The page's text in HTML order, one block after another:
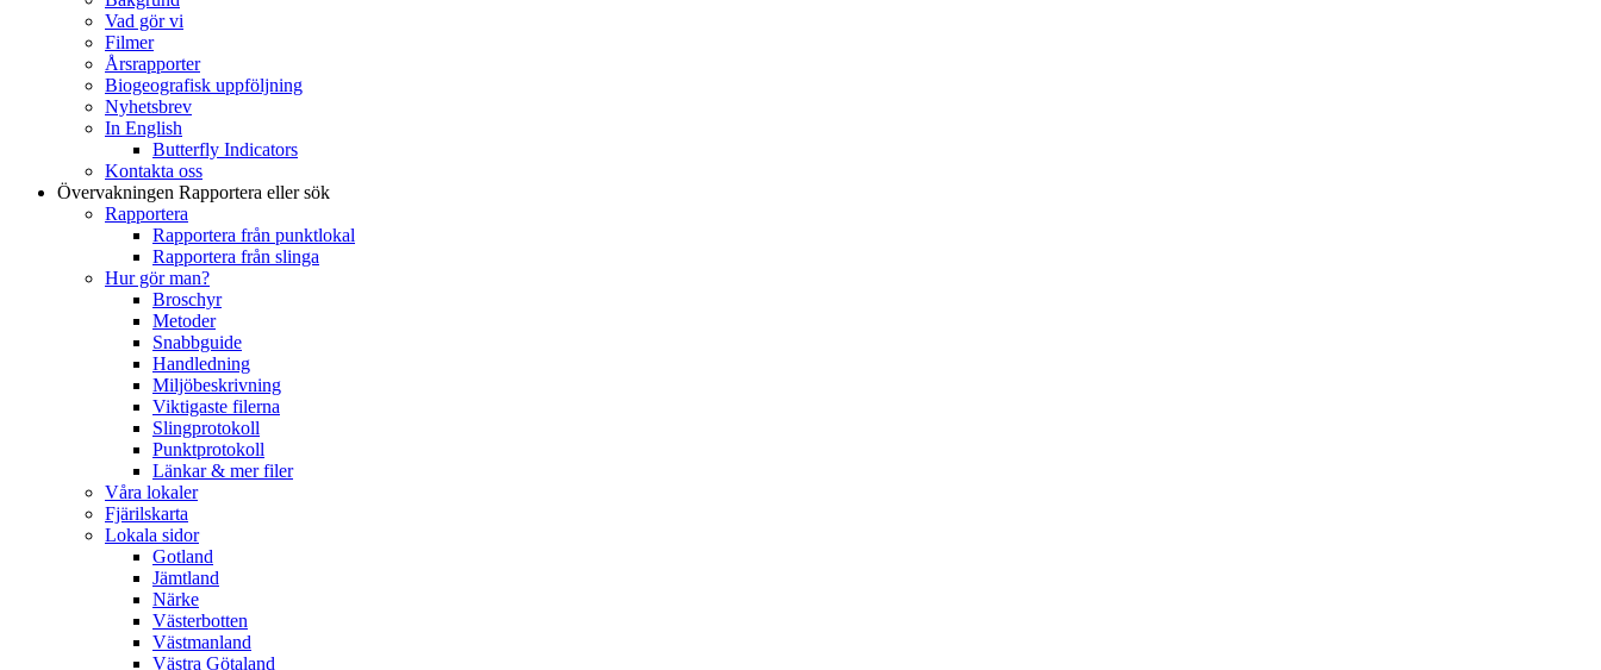
Vad gör vi
Filmer
Årsrapporter
Biogeografisk uppföljning
Nyhetsbrev
In English
Butterfly Indicators
Kontakta oss
Övervakningen Rapportera eller sök
Rapportera
Rapportera från punktlokal
Rapportera från slinga
Hur gör man?
Broschyr
Metoder
Snabbguide
Handledning
Miljöbeskrivning
Viktigaste filerna
Slingprotokoll
Punktprotokoll
Länkar & mer filer
Våra lokaler
Fjärilskarta
Lokala sidor
Gotland
Jämtland
Närke
Västerbotten
Västmanland
Västra Götaland